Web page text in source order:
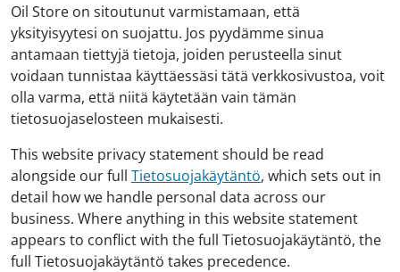
Oil Store on sitoutunut varmistamaan, että
yksityisyytesi on suojattu. Jos pyydämme sinua
antamaan tiettyjä tietoja, joiden perusteella sinut
voidaan tunnistaa käyttäessäsi tätä verkkosivustoa, voit
olla varma, että niitä käytetään vain tämän
tietosuojaselosteen mukaisesti.
This website privacy statement should be read
alongside our full Tietosuojakäytäntö, which sets out in
detail how we handle personal data across our
business. Where anything in this website statement
appears to conflict with the full Tietosuojakäytäntö, the
full Tietosuojakäytäntö takes precedence.